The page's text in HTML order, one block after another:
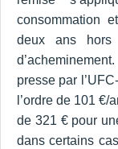
consommation
deux ans
presse par
l’ordre de 101
de 321 € pour
dans certains